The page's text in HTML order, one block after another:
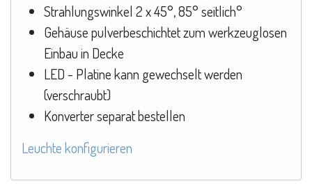
Strahlungswinkel 2 x 45°, 85° seitlich°
Gehäuse pulverbeschichtet zum werkzeuglosen
Einbau in Decke
LED - Platine kann gewechselt werden
(verschraubt)
Konverter separat bestellen
Leuchte konfigurieren